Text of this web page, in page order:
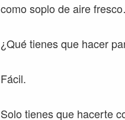
como soplo de aire
¿Qué tienes que hacer
Fácil.
Solo tienes que hacerte